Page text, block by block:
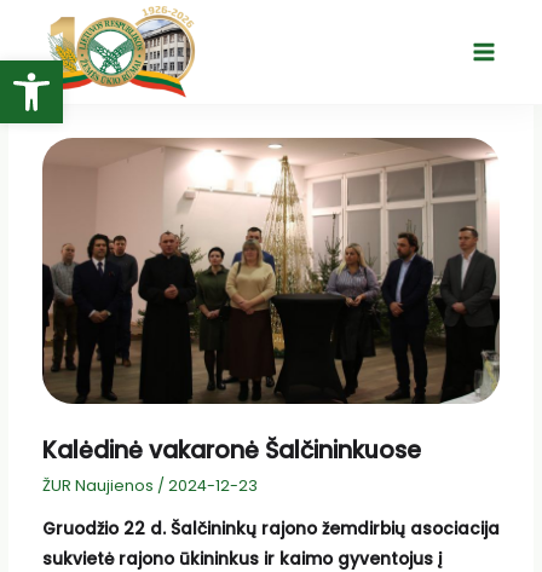
Open toolbar
turinio
Main
Kalėdinė vakaronė Šalčininkuose
ŽUR Naujienos / 2024-12-23
Gruodžio 22 d. Šalčininkų rajono žemdirbių asociacija
sukvietė rajono ūkininkus ir kaimo gyventojus į